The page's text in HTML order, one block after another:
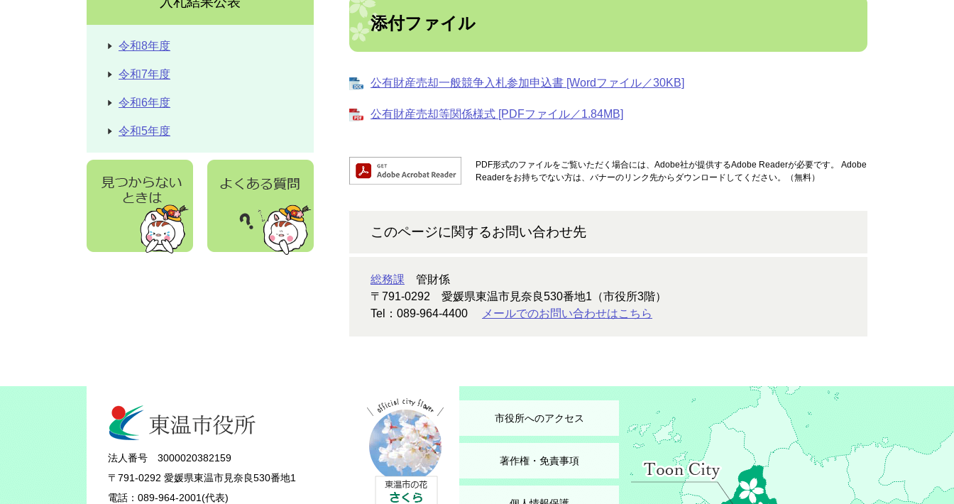
添付ファイル
公有財産売却一般競争入札参加申込書 [Wordファイル／30KB]
公有財産売却等関係様式 [PDFファイル／1.84MB]
PDF形式のファイルをご覧いただく場合には、Adobe社が提供するAdobe Readerが必要です。
Adobe
Readerをお持ちでない方は、バナーのリンク先からダウンロードしてください。（無料）
このページに関するお問い合わせ先
総務課
管財係
〒791-0292
愛媛県東温市見奈良530番地1（市役所3階）
Tel：089-964-4400
メールでのお問い合わせはこちら
令和8年度
令和7年度
令和6年度
令和5年度
法人番号 3000020382159
〒791-0292 愛媛県東温市見奈良530番地1
電話：089-964-2001(代表)
市役所へのアクセス
著作権・免責事項